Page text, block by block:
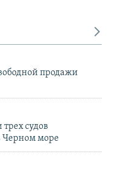
продажи
судов
Черном море